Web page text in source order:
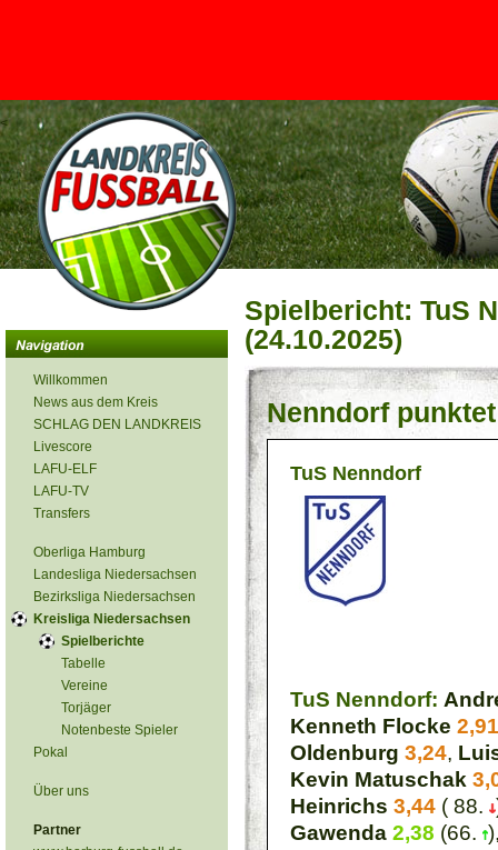
<
Willkommen
News aus dem Kreis
SCHLAG DEN LANDKREIS
Livescore
LAFU-ELF
LAFU-TV
Transfers
Oberliga Hamburg
Landesliga Niedersachsen
Bezirksliga Niedersachsen
Kreisliga Niedersachsen
Spielberichte
Tabelle
Vereine
Torjäger
Notenbeste Spieler
Pokal
Über uns
Partner
Spielbericht: TuS
(24.10.2025)
Nenndorf
TuS Nenndorf
TuS Nenndorf:
Kenneth Flocke 2,91
Oldenburg 3,24,
Kevin Matuschak
Heinrichs 3,44 ( 88.
Gawenda 2,38 (66.